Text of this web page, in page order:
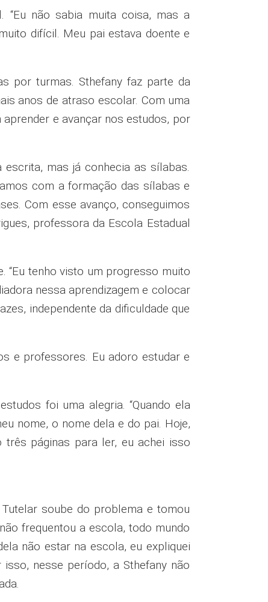
não sabia muita coisa, mas a
difícil. Meu pai estava doente e
por turmas. Sthefany faz parte da
anos de atraso escolar. Com uma
e avançar nos estudos, por
escrita, mas já conhecia as sílabas.
com a formação das sílabas e
Com esse avanço, conseguimos
professora da Escola Estadual
“Eu tenho visto um progresso muito
nessa aprendizagem e colocar
independente da dificuldade que
e professores. Eu adoro estudar e
foi uma alegria. “Quando ela
nome, o nome dela e do pai. Hoje,
páginas para ler, eu achei isso
soube do problema e tomou
frequentou a escola, todo mundo
não estar na escola, eu expliquei
nesse período, a Sthefany não